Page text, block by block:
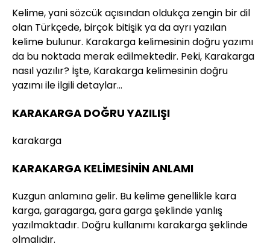
Kelime, yani sözcük açısından oldukça zengin bir dil
olan Türkçede, birçok bitişik ya da ayrı yazılan
kelime bulunur. Karakarga kelimesinin doğru yazımı
da bu noktada merak edilmektedir. Peki, Karakarga
nasıl yazılır? İşte, Karakarga kelimesinin doğru
yazımı ile ilgili detaylar…
KARAKARGA DOĞRU YAZILIŞI
karakarga
KARAKARGA KELİMESİNİN ANLAMI
Kuzgun anlamına gelir. Bu kelime genellikle kara
karga, garagarga, gara garga şeklinde yanlış
yazılmaktadır. Doğru kullanımı karakarga şeklinde
olmalıdır.